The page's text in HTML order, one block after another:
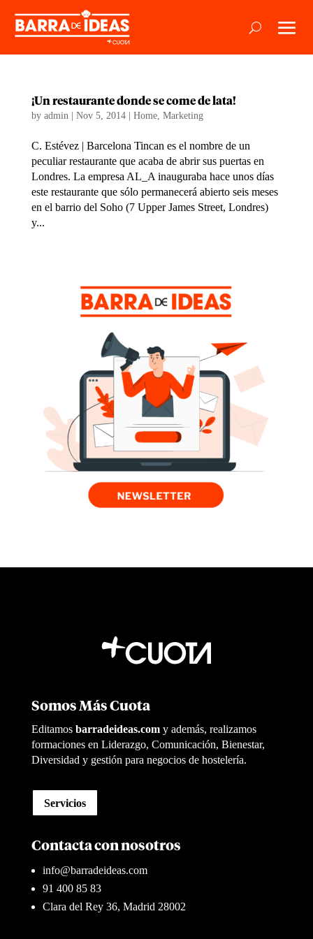
¡Un restaurante donde se come de lata!
by admin| Nov 5, 2014| Home, Marketing
C. Estévez | Barcelona Tincan es el nombre de un
peculiar restaurante que acaba de abrir sus puertas en
Londres. La empresa AL_A inauguraba hace unos días
este restaurante que sólo permanecerá abierto seis meses
en el barrio del Soho (7 Upper James Street, Londres)
y...
Somos Más Cuota
Editamosbarradeideas.com y además, realizamos
formaciones en Liderazgo, Comunicación, Bienestar,
Diversidad y gestión para negocios de hostelería.
Servicios
Contacta con nosotros
info@barradeideas.com
91 400 85 83
Clara del Rey 36, Madrid 28002